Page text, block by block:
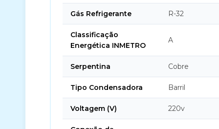
Gás Refrigerante R-32
Classificação
Energética INMETRO
A
Serpentina Cobre
Tipo Condensadora Barril
Voltagem (V) 220v